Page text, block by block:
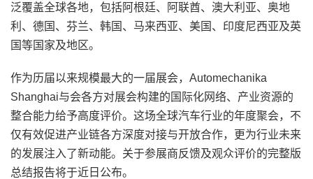
泛覆盖全球各地，包括阿根廷、阿联酋、澳大利亚、奥地
利、德国、芬兰、韩国、马来西亚、美国、印度尼西亚及英
国等国家及地区。
作为历届以来规模最大的一届展会，Automechanika
Shanghai与会各方对展会构建的国际化网络、产业资源的
整合能力给予高度评价。这场全球汽车行业的年度聚会，不
仅有效促进产业链各方深度对接与开放合作，更为行业未来
的发展注入了新动能。关于参展商反馈及观众评价的完整版
总结报告将于近日公布。